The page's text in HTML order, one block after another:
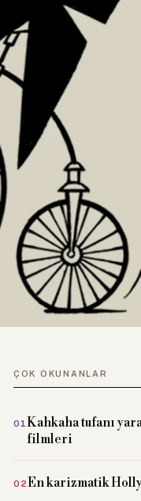
ÇOK OKUNANLAR
Kahkaha tufanı
filmleri
En karizmatik